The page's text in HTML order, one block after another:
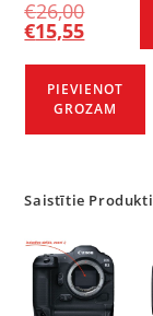
€26,00
€15,55
PIEVIENOT
GROZAM
Saistītie Produkti